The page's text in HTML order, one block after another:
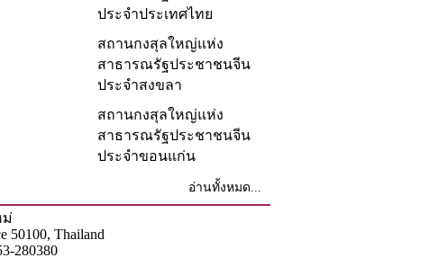
ประจำประเทศไทย
สถานกงสุลใหญ่แห่ง
สาธารณรัฐประชาชนจีน
ประจำสงขลา
สถานกงสุลใหญ่แห่ง
สาธารณรัฐประชาชนจีน
ประจำขอนแก่น
อ่านทั้งหมด...
ม่
50100, Thailand
280380